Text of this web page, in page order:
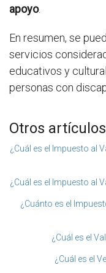
apoyo.
En resumen, se
servicios
educativos y
personas con
Otros
¿Cuál es el Impuesto al
¿Cuál es el Impuesto al
¿Cuánto es el
¿Cuál es el
¿Cuál es el